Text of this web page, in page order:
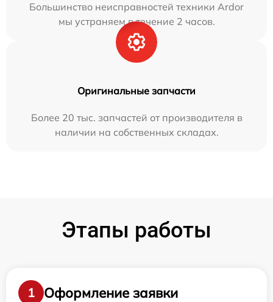
Большинство неисправностей техники Ardor
мы устраняем в течение 2 часов.
Оригинальные запчасти
Более 20 тыс. запчастей от производителя в
наличии на собственных складах.
Этапы работы
1
Оформление заявки